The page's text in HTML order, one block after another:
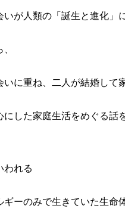
いが人類の「誕生と進化」
に重ね、二人が結婚して
にした家庭生活をめぐる話
われる
ギーのみで生きていた生命